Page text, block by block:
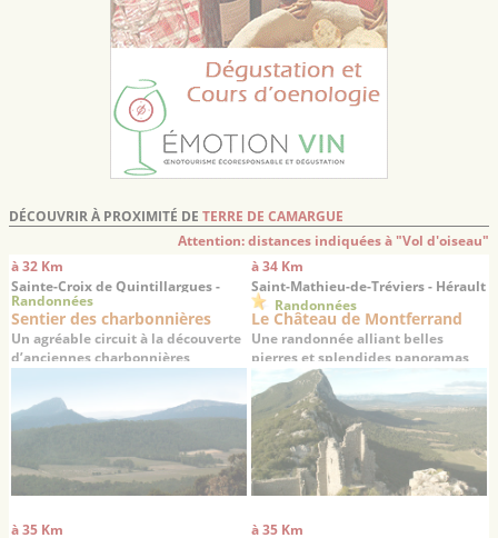
DÉCOUVRIR À PROXIMITÉ DE TERRE DE CAMARGUE
Attention: distances indiquées à "Vol d'oiseau"
à 32 Km
Sainte-Croix de Quintillargues -
Hérault
Randonnées
Sentier des charbonnières
Un agréable circuit à la découverte
d’anciennes charbonnières
à 34 Km
Saint-Mathieu-de-Tréviers - Hérault
Randonnées
Le Château de Montferrand
Une randonnée alliant belles
pierres et splendides panoramas
à 35 Km
à 35 Km